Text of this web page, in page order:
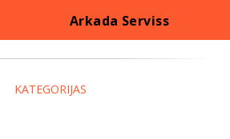
Arkada Serviss
KATEGORIJAS